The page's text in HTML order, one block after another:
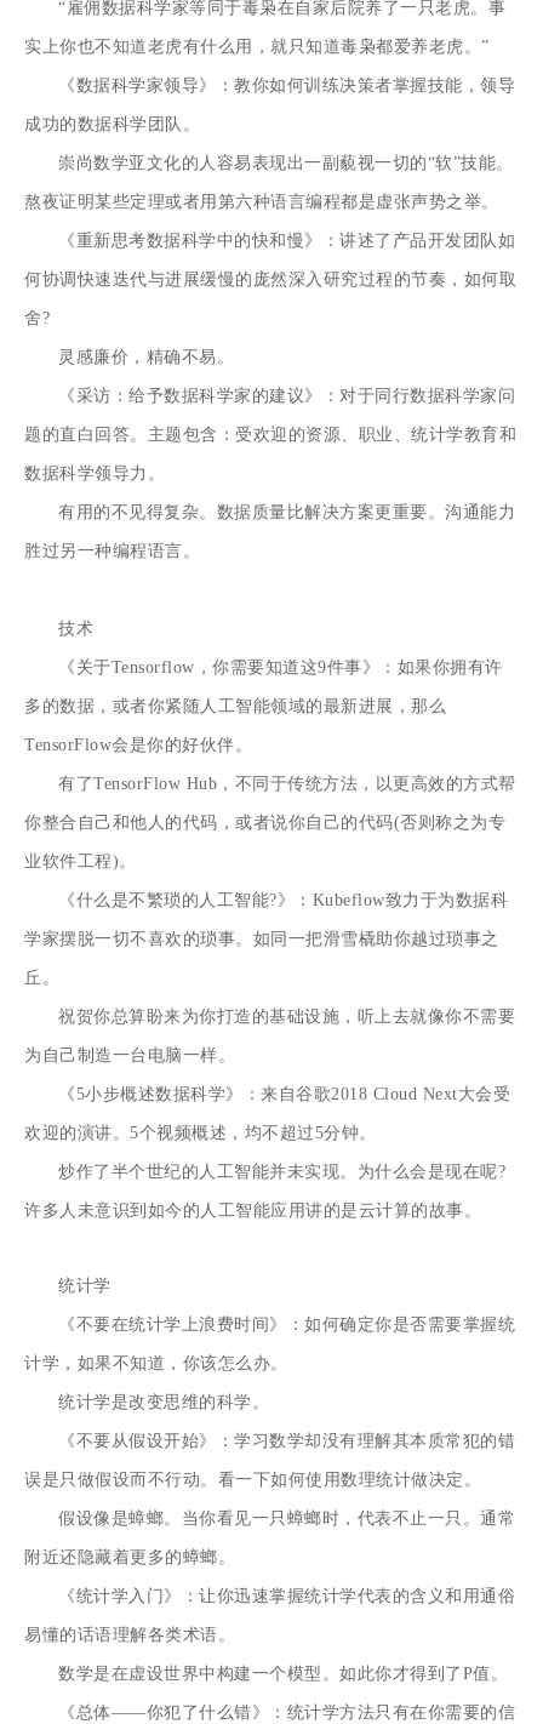
“雇佣数据科学家等同于毒枭在自家后院养了一只老虎。事
实上你也不知道老虎有什么用，就只知道毒枭都爱养老虎。”
《数据科学家领导》：教你如何训练决策者掌握技能，领导
成功的数据科学团队。
崇尚数学亚文化的人容易表现出一副藐视一切的“软”技能。
熬夜证明某些定理或者用第六种语言编程都是虚张声势之举。
《重新思考数据科学中的快和慢》：讲述了产品开发团队如
何协调快速迭代与进展缓慢的庞然深入研究过程的节奏，如何取
舍?
灵感廉价，精确不易。
《采访：给予数据科学家的建议》：对于同行数据科学家问
题的直白回答。主题包含：受欢迎的资源、职业、统计学教育和
数据科学领导力。
有用的不见得复杂。数据质量比解决方案更重要。沟通能力
胜过另一种编程语言。
技术
《关于Tensorflow，你需要知道这9件事》：如果你拥有许
多的数据，或者你紧随人工智能领域的最新进展，那么
TensorFlow会是你的好伙伴。
有了TensorFlow Hub，不同于传统方法，以更高效的方式帮
你整合自己和他人的代码，或者说你自己的代码(否则称之为专
业软件工程)。
《什么是不繁琐的人工智能?》：Kubeflow致力于为数据科
学家摆脱一切不喜欢的琐事。如同一把滑雪橇助你越过琐事之
丘。
祝贺你总算盼来为你打造的基础设施，听上去就像你不需要
为自己制造一台电脑一样。
《5小步概述数据科学》：来自谷歌2018 Cloud Next大会受
欢迎的演讲。5个视频概述，均不超过5分钟。
炒作了半个世纪的人工智能并未实现。为什么会是现在呢?
许多人未意识到如今的人工智能应用讲的是云计算的故事。
统计学
《不要在统计学上浪费时间》：如何确定你是否需要掌握统
计学，如果不知道，你该怎么办。
统计学是改变思维的科学。
《不要从假设开始》：学习数学却没有理解其本质常犯的错
误是只做假设而不行动。看一下如何使用数理统计做决定。
假设像是蟑螂。当你看见一只蟑螂时，代表不止一只。通常
附近还隐藏着更多的蟑螂。
《统计学入门》：让你迅速掌握统计学代表的含义和用通俗
易懂的话语理解各类术语。
数学是在虚设世界中构建一个模型。如此你才得到了P值。
《总体——你犯了什么错》：统计学方法只有在你需要的信